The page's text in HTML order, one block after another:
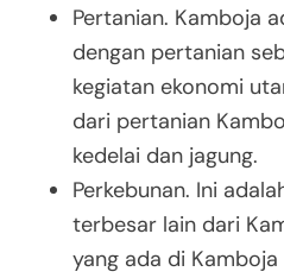
Pertanian. Kamboja
dengan pertanian
kegiatan ekonomi
dari pertanian
kedelai dan jagung.
Perkebunan. Ini
terbesar lain dari
yang ada di